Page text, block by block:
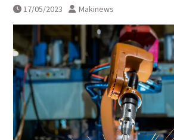
17/05/2023 Makinews